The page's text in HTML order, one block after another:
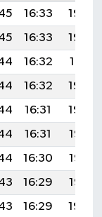
16:33
19:44
16:33
19:42
16:32
19:41
16:32
19:40
16:31
19:39
16:31
19:38
16:30
19:36
16:29
19:35
16:29
19:34